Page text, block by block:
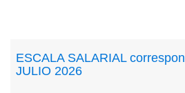
ESCALA SALARIAL
JULIO 2026